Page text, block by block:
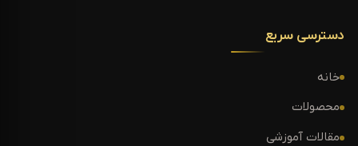
دسترسی سریع
خانه
محصولات
مقالات آموزشی